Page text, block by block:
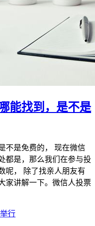
能找到，是不是
不是免费的， 现在微信
都是，那么我们在参与投
呢， 除了找亲人朋友有
家讲解一下。微信人投票
行